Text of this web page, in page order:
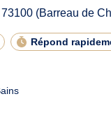
73100 (Barreau de
Répond